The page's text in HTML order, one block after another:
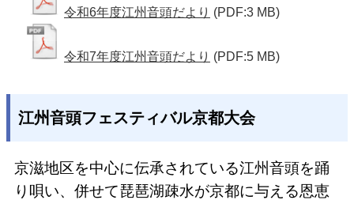
令和6年度江州音頭だより (PDF:3 MB)
令和7年度江州音頭だより (PDF:5 MB)
江州音頭フェスティバル京都大会
京滋地区を中心に伝承されている江州音頭を踊
り唄い、併せて琵琶湖疎水が京都に与える恩恵